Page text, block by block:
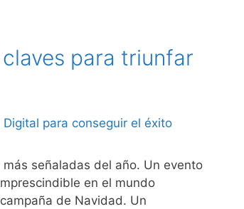
para triunfar
señaladas del año. Un evento
en el mundo
de Navidad. Un